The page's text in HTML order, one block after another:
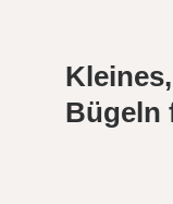
Bügeln